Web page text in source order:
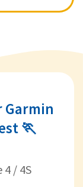
Garmin
🏃
4 / 4S